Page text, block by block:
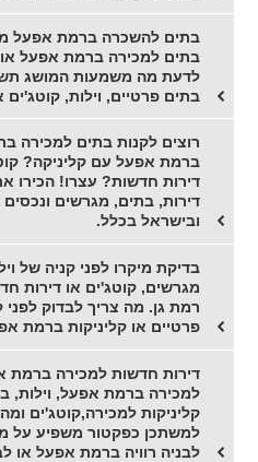
בתים להשכרה ברמת אפעל
בתים למכירה ברמת אפעל או
לדעת מה משמעות המושג
בתים פרטיים, וילות,
רוצים לקנות בתים למכירה
ברמת אפעל עם קליניקה?
דירות חדשות? עצרו! הכירו
דירות, בתים, מגרשים
ובישראל בכלל.
בדיקת מיקרו לפני קניה של
מגרשים, קוטג'ים או דירות
רמת גן. מה צריך לבדוק
פרטיים או קליניקות ברמת
דירות חדשות למכירה ברמת
למכירה ברמת אפעל, וילות,
קליניקות למכירה,קוטג'ים
למשתכן כפקטור משפיע על
לבניה רוויה ברמת אפעל או